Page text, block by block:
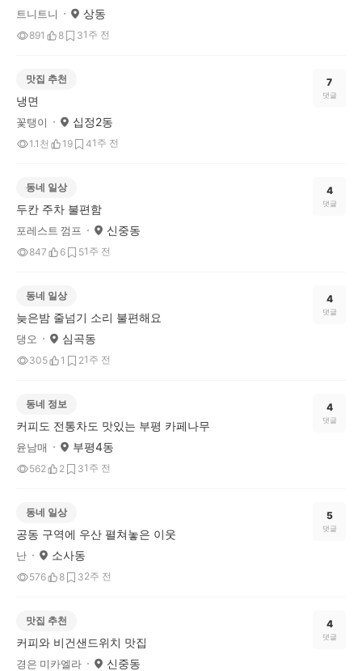
트니트니 상동
891 8 31주 전
맛집 추천
냉면
꽃탱이 십정2동
1.1천 19 41주 전
7
댓글
동네 일상
두칸 주차 불편함
포레스트 껌프 신중동
847 6 51주 전
4
댓글
동네 일상
늦은밤 줄넘기 소리 불편해요
댕오 심곡동
305 1 21주 전
4
댓글
동네 정보
커피도 전통차도 맛있는 부평 카페나무
윤남매 부평4동
562 2 31주 전
4
댓글
동네 일상
공동 구역에 우산 펼쳐놓은 이웃
난 소사동
576 8 32주 전
5
댓글
맛집 추천
커피와 비건샌드위치 맛집
경은 미카엘라 신중동
4
댓글